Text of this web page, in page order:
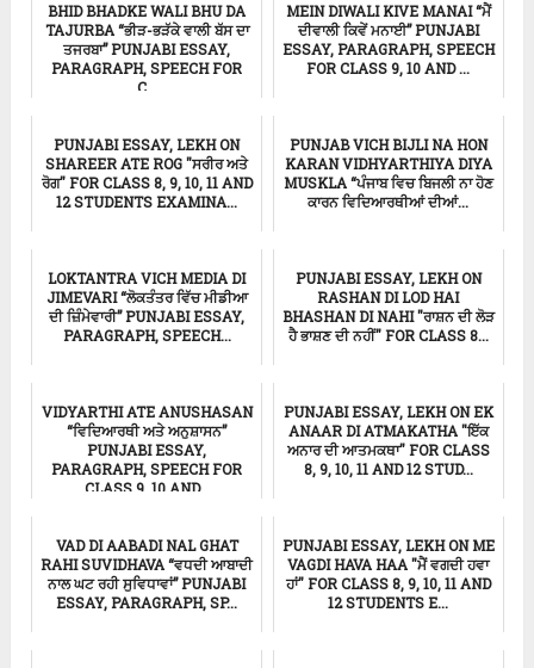
BHID BHADKE WALI BHU DA
TAJURBA “ਭੀੜ-ਭੜੱਕੇ ਵਾਲੀ ਬੱਸ ਦਾ
ਤਜਰਬਾ” PUNJABI ESSAY,
PARAGRAPH, SPEECH FOR
C...
MEIN DIWALI KIVE MANAI “ਮੈਂ
ਦੀਵਾਲੀ ਕਿਵੇਂ ਮਨਾਈ” PUNJABI
ESSAY, PARAGRAPH, SPEECH
FOR CLASS 9, 10 AND ...
PUNJABI ESSAY, LEKH ON
SHAREER ATE ROG "ਸਰੀਰ ਅਤੇ
ਰੋਗ" FOR CLASS 8, 9, 10, 11 AND
12 STUDENTS EXAMINA...
PUNJAB VICH BIJLI NA HON
KARAN VIDHYARTHIYA DIYA
MUSKLA “ਪੰਜਾਬ ਵਿਚ ਬਿਜਲੀ ਨਾ ਹੋਣ
ਕਾਰਨ ਵਿਦਿਆਰਥੀਆਂ ਦੀਆਂ...
LOKTANTRA VICH MEDIA DI
JIMEVARI “ਲੋਕਤੰਤਰ ਵਿੱਚ ਮੀਡੀਆ
ਦੀ ਜ਼ਿੰਮੇਵਾਰੀ” PUNJABI ESSAY,
PARAGRAPH, SPEECH...
PUNJABI ESSAY, LEKH ON
RASHAN DI LOD HAI
BHASHAN DI NAHI "ਰਾਸ਼ਨ ਦੀ ਲੋੜ
ਹੈ ਭਾਸ਼ਣ ਦੀ ਨਹੀਂ" FOR CLASS 8...
VIDYARTHI ATE ANUSHASAN
“ਵਿਦਿਆਰਥੀ ਅਤੇ ਅਨੁਸ਼ਾਸਨ”
PUNJABI ESSAY,
PARAGRAPH, SPEECH FOR
CLASS 9, 10 AND...
PUNJABI ESSAY, LEKH ON EK
ANAAR DI ATMAKATHA "ਇੱਕ
ਅਨਾਰ ਦੀ ਆਤਮਕਥਾ" FOR CLASS
8, 9, 10, 11 AND 12 STUD...
VAD DI AABADI NAL GHAT
RAHI SUVIDHAVA “ਵਧਦੀ ਆਬਾਦੀ
ਨਾਲ ਘਟ ਰਹੀ ਸੁਵਿਧਾਵਾਂ” PUNJABI
ESSAY, PARAGRAPH, SP...
PUNJABI ESSAY, LEKH ON ME
VAGDI HAVA HAA "ਮੈਂ ਵਗਦੀ ਹਵਾ
ਹਾਂ" FOR CLASS 8, 9, 10, 11 AND
12 STUDENTS E...